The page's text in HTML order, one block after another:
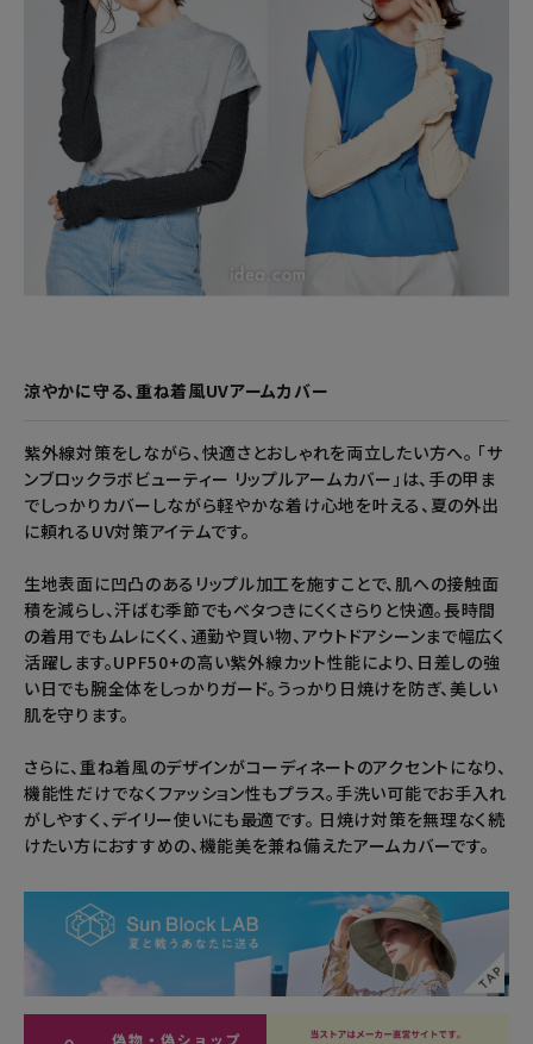
涼やかに守る、重ね着風UVアームカバー
紫外線対策をしながら、快適さとおしゃれを両立したい方へ。 「サ
ンブロックラボビューティー リップルアームカバー」は、手の甲ま
でしっかりカバーしながら軽やかな着け心地を叶える、夏の外出
に頼れるUV対策アイテムです。
生地表面に凹凸のあるリップル加工を施すことで、肌への接触面
積を減らし、汗ばむ季節でもベタつきにくくさらりと快適。長時間
の着用でもムレにくく、通勤や買い物、アウトドアシーンまで幅広く
活躍します。UPF50+の高い紫外線カット性能により、日差しの強
い日でも腕全体をしっかりガード。うっかり日焼けを防ぎ、美しい
肌を守ります。
さらに、重ね着風のデザインがコーディネートのアクセントになり、
機能性だけでなくファッション性もプラス。手洗い可能でお手入れ
がしやすく、デイリー使いにも最適です。 日焼け対策を無理なく続
けたい方におすすめの、機能美を兼ね備えたアームカバーです。